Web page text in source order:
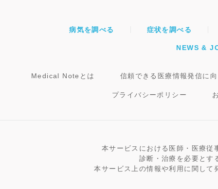
病気を調べる 症状を調べる
NEWS &
Medical Noteとは 信頼できる医療情報発信に
プライバシーポリシー
本サービスにおける医師・医療従
診断・治療を必要とす
本サービス上の情報や利用に関し